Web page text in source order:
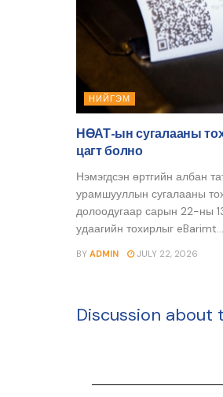
НИЙГЭМ
НӨАТ-ын сугалааны
цагт болно
Нэмэгдсэн өртгийн албан
урамшууллын сугалааны
долоодугаар сарын 22-ны
удаагийн тохирлыг eBarimt...
BY ADMIN JULY 22, 2026
Discussion about